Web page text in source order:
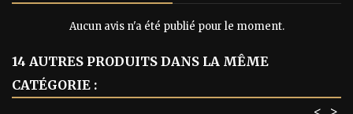
Aucun avis n'a été publié pour le moment.
14 AUTRES PRODUITS DANS LA MÊME
CATÉGORIE :